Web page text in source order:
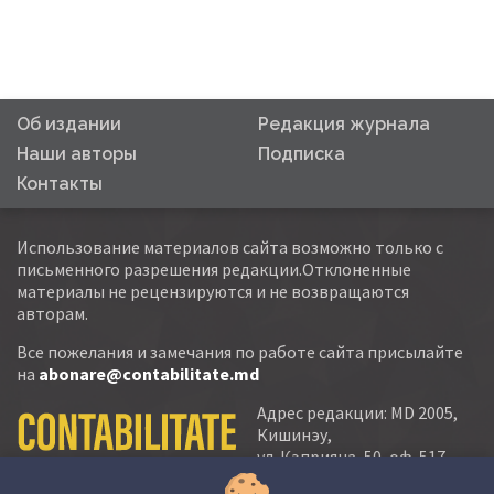
Об издании
Редакция журнала
Наши авторы
Подписка
Контакты
Использование материалов сайта возможно только с
письменного разрешения редакции.Отклоненные
материалы не рецензируются и не возвращаются
авторам.
Все пожелания и замечания по работе сайта присылайте
на abonare@contabilitate.md
Адрес редакции: MD 2005,
Кишинэу,
ул. Кэприяна, 50, оф. 517-
518